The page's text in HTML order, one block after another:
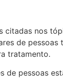
citadas nos
de pessoas
tratamento.
de pessoas